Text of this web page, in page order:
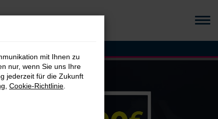
mit Ihnen zu
nur, wenn Sie uns Ihre
jederzeit für die Zukunft
Cookie-Richtlinie